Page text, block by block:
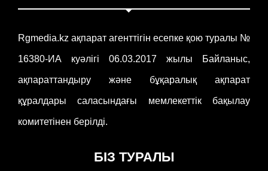
Rgmedia.kz ақпарат агенттігін есепке қою туралы №
16380-ИА куәлігі 06.03.2017 жылы Байланыс,
ақпараттандыру және бұқаралық ақпарат
құралдары саласындағы мемлекеттік бақылау
комитетінен берілді.
БІЗ ТУРАЛЫ